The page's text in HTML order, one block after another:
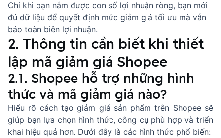
Chỉ khi bạn nắm được con số lợi nhuận ròng, bạn mới
đủ dữ liệu để quyết định mức giảm giá tối ưu mà vẫn
bảo toàn biên lợi nhuận.
2. Thông tin cần biết khi thiết
lập mã giảm giá Shopee
2.1. Shopee hỗ trợ những hình
thức và mã giảm giá nào?
Hiểu rõ cách tạo giảm giá sản phẩm trên Shopee sẽ
giúp bạn lựa chọn hình thức, công cụ phù hợp và triển
khai hiệu quả hơn. Dưới đây là các hình thức phổ biến: